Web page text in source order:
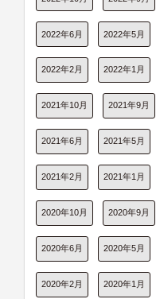
2022年6月 2022年5月
2022年2月 2022年1月
2021年10月 2021年9月
2021年6月 2021年5月
2021年2月 2021年1月
2020年10月 2020年9月
2020年6月 2020年5月
2020年2月 2020年1月